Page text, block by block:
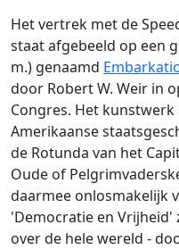
Het vertrek met de
staat afgebeeld op een
m.) genaamd
door Robert W. Weir in
Congres. Het
Amerikaanse
de Rotunda van het
Oude of
daarmee onlosmakelijk
'Democratie en Vrijheid'
over de hele wereld -